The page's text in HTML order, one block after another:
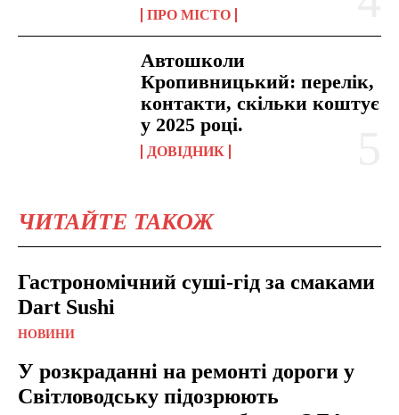
ПРО МІСТО
Автошколи
Кропивницький: перелік,
контакти, скільки коштує
у 2025 році.
ДОВІДНИК
ЧИТАЙТЕ ТАКОЖ
Гастрономічний суші-гід за смаками
Dart Sushi
НОВИНИ
У розкраданні на ремонті дороги у
Світловодську підозрюють